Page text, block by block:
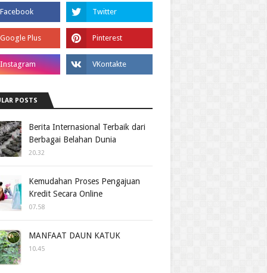
POSTS
Berita Internasional Terbaik dari
Berbagai Belahan Dunia
20.32
Kemudahan Proses Pengajuan
Kredit Secara Online
07.58
MANFAAT DAUN KATUK
10.45